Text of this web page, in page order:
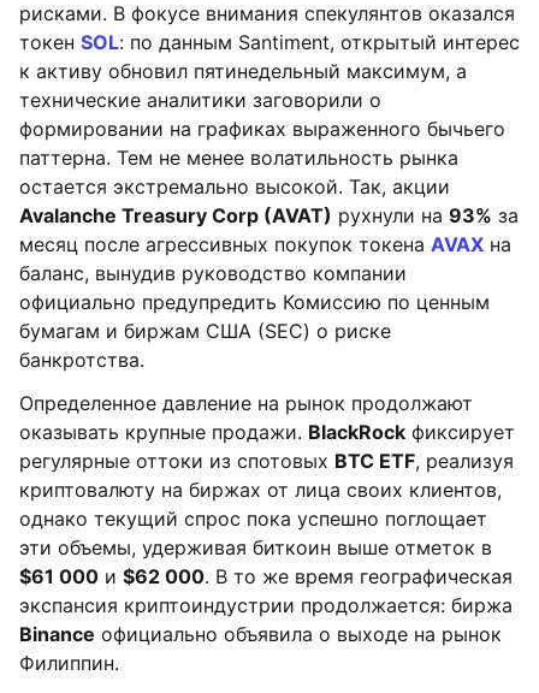
рисками. В фокусе внимания спекулянтов оказался
токен SOL: по данным Santiment, открытый интерес
к активу обновил пятинедельный максимум, а
технические аналитики заговорили о
формировании на графиках выраженного бычьего
паттерна. Тем не менее волатильность рынка
остается экстремально высокой. Так, акции
Avalanche Treasury Corp (AVAT) рухнули на 93% за
месяц после агрессивных покупок токена AVAX на
баланс, вынудив руководство компании
официально предупредить Комиссию по ценным
бумагам и биржам США (SEC) о риске
банкротства.
Определенное давление на рынок продолжают
оказывать крупные продажи. BlackRock фиксирует
регулярные оттоки из спотовых BTC ETF, реализуя
криптовалюту на биржах от лица своих клиентов,
однако текущий спрос пока успешно поглощает
эти объемы, удерживая биткоин выше отметок в
$61 000 и $62 000. В то же время географическая
экспансия криптоиндустрии продолжается: биржа
Binance официально объявила о выходе на рынок
Филиппин.